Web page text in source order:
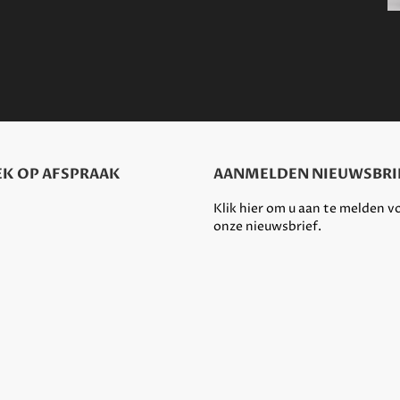
OP AFSPRAAK AANMELDEN
Klik hier om u aan te melden
onze nieuwsbrief.